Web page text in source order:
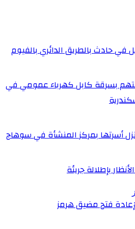
حادث بالطريق الدائري بالفيوم
بسرقة كابل كهرباء عمومي في
أسرتها بمركز المنشأة في سوهاج
بإطلالة جريئة